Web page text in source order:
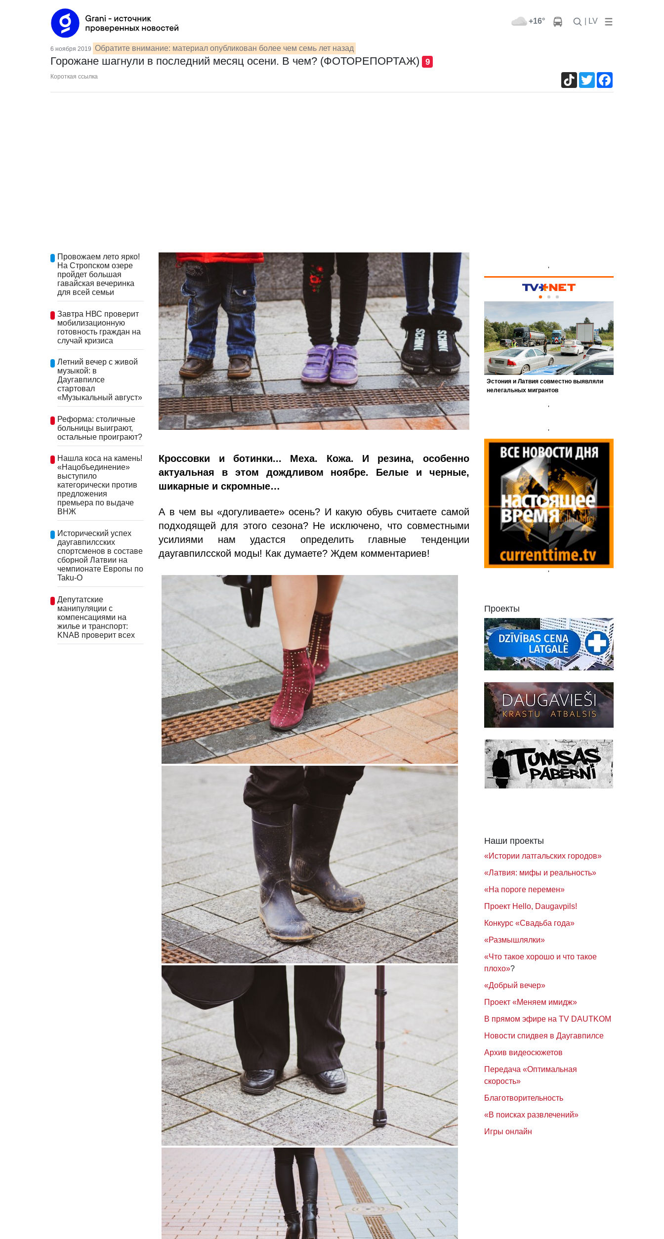
+16° | LV
6 ноября 2019 Обратите внимание: материал опубликован более чем семь лет назад
Горожане шагнули в последний месяц осени. В чем? (ФОТОРЕПОРТАЖ) 9
Короткая ссылка TikTokTwitter
Провожаем лето ярко!
На Стропском озере
пройдет большая
гавайская вечеринка
для всей семьи
Завтра НВС проверит
мобилизационную
готовность граждан на
случай кризиса
Летний вечер с живой
музыкой: в
Даугавпилсе
стартовал
«Музыкальный август»
Реформа: столичные
больницы выиграют,
остальные проиграют?
Нашла коса на камень!
«Нацобъединение»
выступило
категорически против
предложения
премьера по выдаче
ВНЖ
Исторический успех
даугавпилсских
спортсменов в составе
сборной Латвии на
чемпионате Европы по
Taku-O
Депутатские
манипуляции с
компенсациями на
жилье и транспорт:
KNAB проверит всех
Кроссовки и ботинки... Меха. Кожа. И резина, особенно
актуальная в этом дождливом ноябре. Белые и черные,
шикарные и скромные…
А в чем вы «догуливаете» осень? И какую обувь считаете самой
подходящей для этого сезона? Не исключено, что совместными
усилиями нам удастся определить главные тенденции
даугавпилсской моды! Как думаете? Ждем комментариев!
'
'
'
'
Проекты
Наши проекты
«Истории латгальских городов»
«Латвия: мифы и реальность»
«На пороге перемен»
Проект Hello, Daugavpils!
Конкурс «Свадьба года»
«Размышлялки»
«Что такое хорошо и что такое
плохо»?
«Добрый вечер»
Проект «Меняем имидж»
В прямом эфире на TV DAUTKOM
Новости спидвея в Даугавпилсе
Архив видеосюжетов
Передача «Оптимальная
скорость»
Благотворительность
«В поисках развлечений»
Игры онлайн